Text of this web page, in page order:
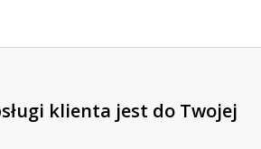
klienta jest do Twojej